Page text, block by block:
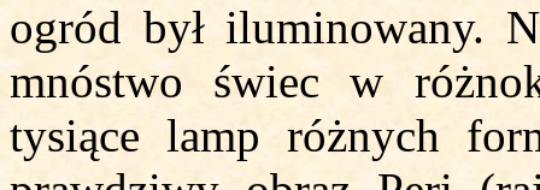
ogród był iluminowany.
mnóstwo świec w
tysiące lamp różnych